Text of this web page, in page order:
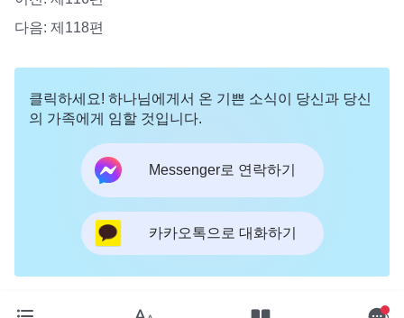
다음: 제118편
클릭하세요! 하나님에게서 온 기쁜 소식이 당신과 당신
의 가족에게 임할 것입니다.
Messenger로 연락하기
카카오톡으로 대화하기